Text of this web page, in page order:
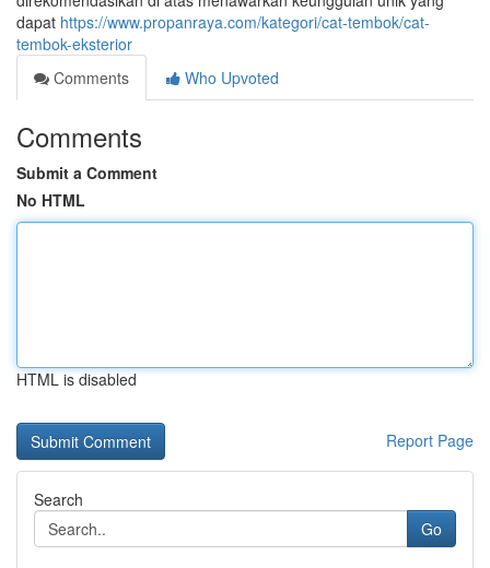
dapat https://www.propanraya.com/kategori/cat-tembok/cat-
tembok-eksterior
Comments
Who Upvoted
Comments
Submit a Comment
No HTML
HTML is disabled
Report Page
Search
Go